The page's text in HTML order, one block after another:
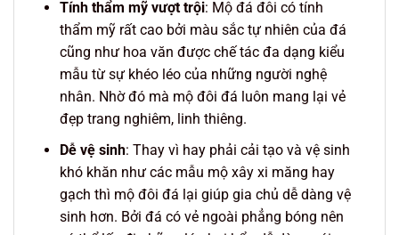
Tính thẩm mỹ vượt trội: Mộ đá đôi có tính
thẩm mỹ rất cao bởi màu sắc tự nhiên của đá
cũng như hoa văn được chế tác đa dạng kiểu
mẫu từ sự khéo léo của những người nghệ
nhân. Nhờ đó mà mộ đôi đá luôn mang lại vẻ
đẹp trang nghiêm, linh thiêng.
Dễ vệ sinh: Thay vì hay phải cải tạo và vệ sinh
khó khăn như các mẫu mộ xây xi măng hay
gạch thì mộ đôi đá lại giúp gia chủ dễ dàng vệ
sinh hơn. Bởi đá có vẻ ngoài phẳng bóng nên